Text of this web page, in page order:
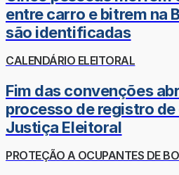
entre carro e bitrem na
são identificadas
CALENDÁRIO ELEITORAL
Fim das convenções
processo de registro
Justiça Eleitoral
PROTEÇÃO A OCUPANTES DE